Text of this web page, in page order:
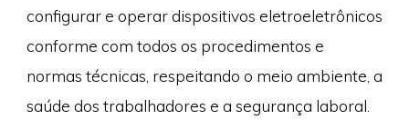
configurar e operar dispositivos eletroeletrônicos
conforme com todos os procedimentos e
normas técnicas, respeitando o meio ambiente, a
saúde dos trabalhadores e a segurança laboral.